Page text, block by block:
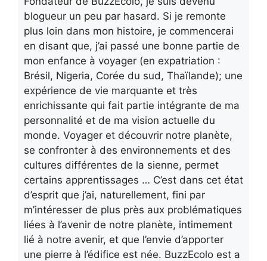
blogueur un peu par hasard. Si je remonte
plus loin dans mon histoire, je commencerai
en disant que, j’ai passé une bonne partie de
mon enfance à voyager (en expatriation :
Brésil, Nigeria, Corée du sud, Thaïlande); une
expérience de vie marquante et très
enrichissante qui fait partie intégrante de ma
personnalité et de ma vision actuelle du
monde. Voyager et découvrir notre planète,
se confronter à des environnements et des
cultures différentes de la sienne, permet
certains apprentissages … C’est dans cet état
d’esprit que j’ai, naturellement, fini par
m’intéresser de plus près aux problématiques
liées à l’avenir de notre planète, intimement
lié à notre avenir, et que l’envie d’apporter
une pierre à l’édifice est née. BuzzEcolo est a